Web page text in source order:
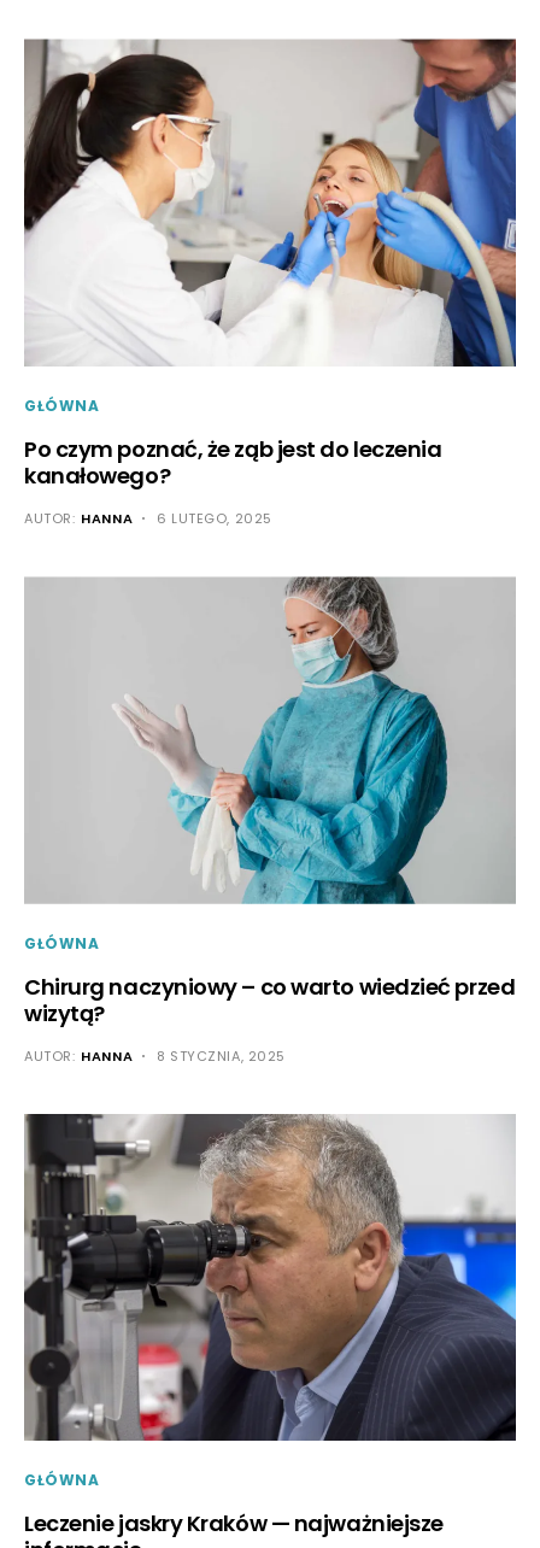
GŁÓWNA
Po czym poznać, że ząb jest do leczenia
kanałowego?
AUTOR: HANNA 6 LUTEGO, 2025
GŁÓWNA
Chirurg naczyniowy – co warto wiedzieć przed
wizytą?
AUTOR: HANNA 8 STYCZNIA, 2025
GŁÓWNA
Leczenie jaskry Kraków — najważniejsze